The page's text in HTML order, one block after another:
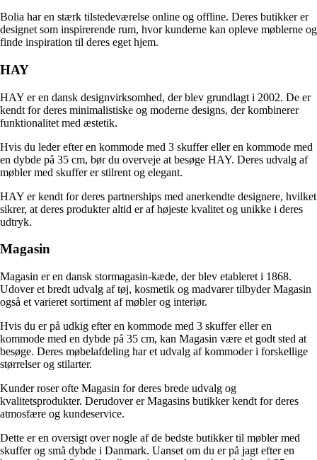
Bolia har en stærk tilstedeværelse online og offline. Deres butikker er
designet som inspirerende rum, hvor kunderne kan opleve møblerne og
finde inspiration til deres eget hjem.
HAY
HAY er en dansk designvirksomhed, der blev grundlagt i 2002. De er
kendt for deres minimalistiske og moderne designs, der kombinerer
funktionalitet med æstetik.
Hvis du leder efter en kommode med 3 skuffer eller en kommode med
en dybde på 35 cm, bør du overveje at besøge HAY. Deres udvalg af
møbler med skuffer er stilrent og elegant.
HAY er kendt for deres partnerships med anerkendte designere, hvilket
sikrer, at deres produkter altid er af højeste kvalitet og unikke i deres
udtryk.
Magasin
Magasin er en dansk stormagasin-kæde, der blev etableret i 1868.
Udover et bredt udvalg af tøj, kosmetik og madvarer tilbyder Magasin
også et varieret sortiment af møbler og interiør.
Hvis du er på udkig efter en kommode med 3 skuffer eller en
kommode med en dybde på 35 cm, kan Magasin være et godt sted at
besøge. Deres møbelafdeling har et udvalg af kommoder i forskellige
størrelser og stilarter.
Kunder roser ofte Magasin for deres brede udvalg og
kvalitetsprodukter. Derudover er Magasins butikker kendt for deres
atmosfære og kundeservice.
Dette er en oversigt over nogle af de bedste butikker til møbler med
skuffer og små dybde i Danmark. Uanset om du er på jagt efter en